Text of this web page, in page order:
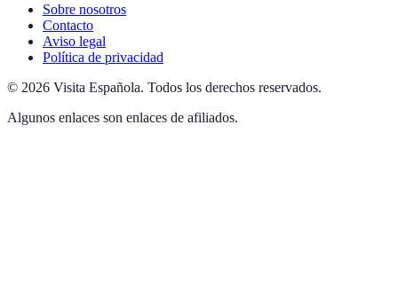
Sobre nosotros
Contacto
Aviso legal
Política de privacidad
© 2026 Visita Española. Todos los derechos reservados.
Algunos enlaces son enlaces de afiliados.